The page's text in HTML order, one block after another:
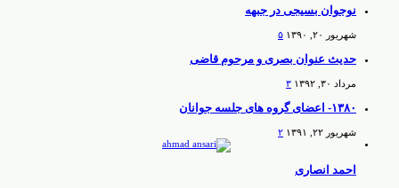
نوجوان بسیجی در جبهه
شهریور ۲۰, ۱۳۹۰ ۵
حدیث عنوان بصری و مرحوم قاضی
مرداد ۳۰, ۱۳۹۲ ۳
۱۳۸۰- اعضای گروه های جلسه جوانان
شهریور ۲۲, ۱۳۹۱ ۲
احمد انصاری